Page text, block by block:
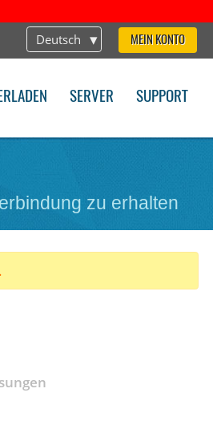
Deutsch MEIN KONTO
SERVER SUPPORT
zu erhalten
.